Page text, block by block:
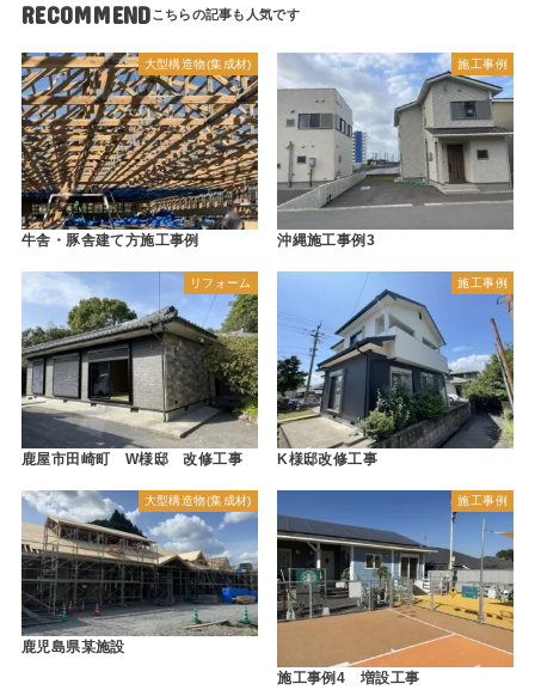
RECOMMEND
大型構造物(集成材)
牛舎・豚舎建て方施工事例
施工事例
沖縄施工事例3
リフォーム
鹿屋市田崎町 W様邸 改修工事
施工事例
K様邸改修工事
大型構造物(集成材)
鹿児島県某施設
施工事例
施工事例4 増設工事